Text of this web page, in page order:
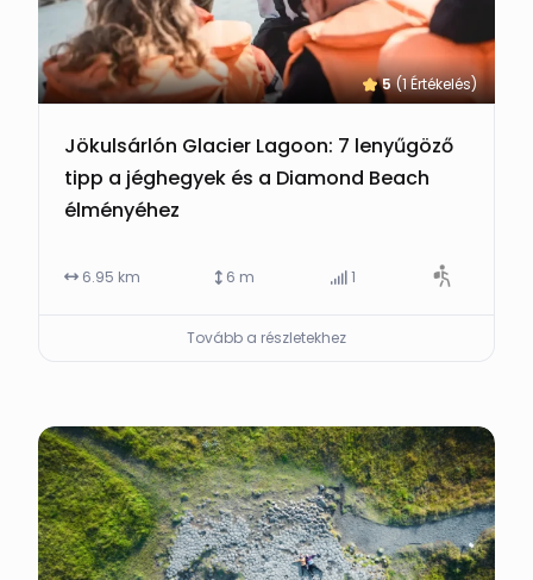
5 (1 Értékelés)
Jökulsárlón Glacier Lagoon: 7 lenyűgöző
tipp a jéghegyek és a Diamond Beach
élményéhez
6.95 km 6 m 1
Tovább a részletekhez